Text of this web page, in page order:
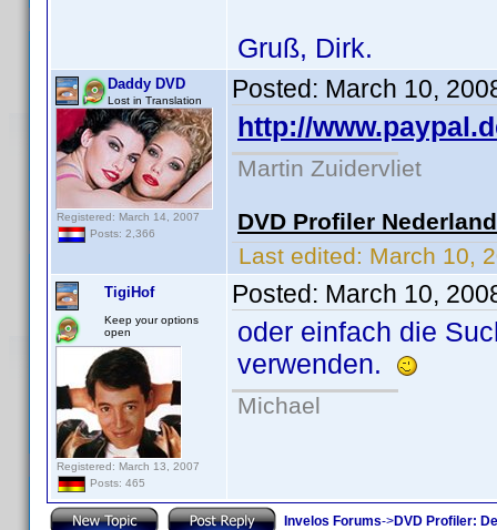
Gruß, Dirk.
Daddy DVD
Lost in Translation
Registered: March 14, 2007
Posts: 2,366
Posted: March 10,
http://
Martin Zuidervliet
DVD Profiler
Last edited: March 10,
TigiHof
Keep your options
open
Registered: March 13, 2007
Posts: 465
Posted: March 10,
oder einfach die
verwenden.
Michael
Invelos Forums->DVD Profiler: